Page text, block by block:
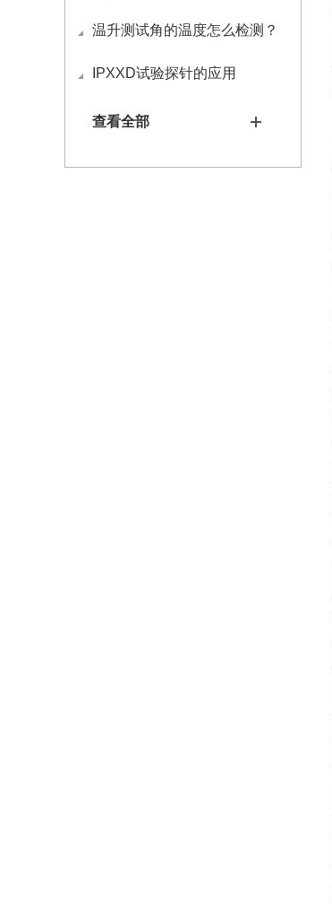
温升测试角的温度怎么检测？
IPXXD试验探针的应用
查看全部